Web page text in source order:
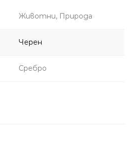
Животни, Природа
Черен
Сребро